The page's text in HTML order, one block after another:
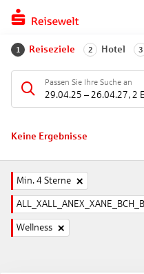
1 Reiseziele 2 Hotel 3
Passen Sie Ihre Suche an
29.04.25 – 26.04.27, 2
Keine Ergebnisse
Min. 4 Sterne
Wellness